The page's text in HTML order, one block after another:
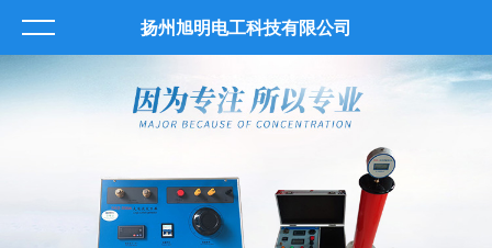
扬州旭明电工科技有限公司